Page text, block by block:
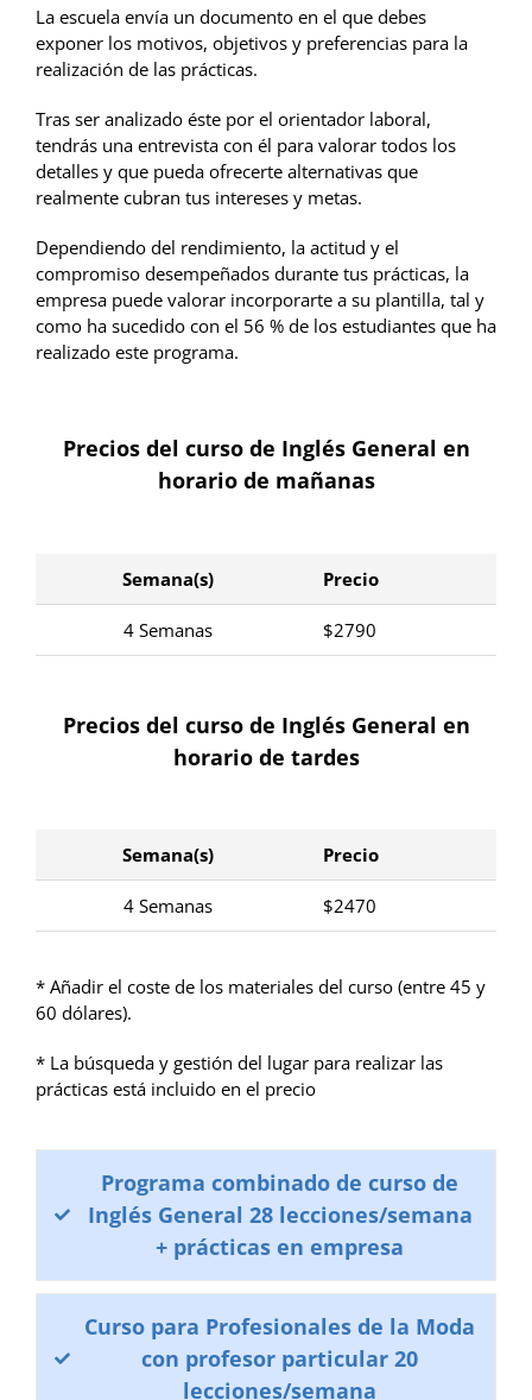
La escuela envía un documento en el que debes
exponer los motivos, objetivos y preferencias para la
realización de las prácticas.
Tras ser analizado éste por el orientador laboral,
tendrás una entrevista con él para valorar todos los
detalles y que pueda ofrecerte alternativas que
realmente cubran tus intereses y metas.
Dependiendo del rendimiento, la actitud y el
compromiso desempeñados durante tus prácticas, la
empresa puede valorar incorporarte a su plantilla, tal y
como ha sucedido con el 56 % de los estudiantes que ha
realizado este programa.
Precios del curso de Inglés General en
horario de mañanas
Semana(s) Precio
4 Semanas $2790
Precios del curso de Inglés General en
horario de tardes
Semana(s) Precio
4 Semanas $2470
* Añadir el coste de los materiales del curso (entre 45 y
60 dólares).
* La búsqueda y gestión del lugar para realizar las
prácticas está incluido en el precio
Programa combinado de curso de
Inglés General 28 lecciones/semana
+ prácticas en empresa
Curso para Profesionales de la Moda
con profesor particular 20
lecciones/semana